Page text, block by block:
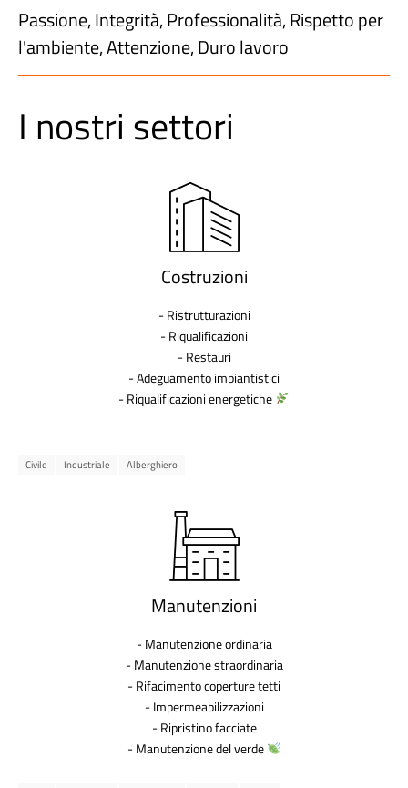
Passione, Integrità, Professionalità, Rispetto per
l'ambiente, Attenzione, Duro lavoro
I nostri settori
Costruzioni
- Ristrutturazioni
- Riqualificazioni
- Restauri
- Adeguamento impiantistici
- Riqualificazioni energetiche
Civile Industriale Alberghiero
Manutenzioni
- Manutenzione ordinaria
- Manutenzione straordinaria
- Rifacimento coperture tetti
- Impermeabilizzazioni
- Ripristino facciate
- Manutenzione del verde